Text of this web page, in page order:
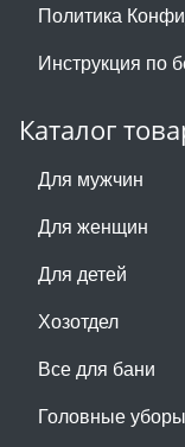
Политика
Инструкция по
Каталог
Для мужчин
Для женщин
Для детей
Хозотдел
Все для бани
Головные уборы